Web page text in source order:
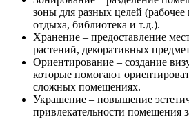
зоны для разных целей (рабочее
отдыха, библиотека и т.д.).
Хранение – предоставление
растений, декоративных
Ориентирование – создание
которые помогают
сложных помещениях.
Украшение – повышение
привлекательности помещения